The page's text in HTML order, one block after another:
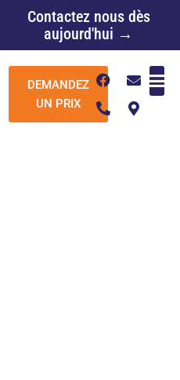
Contactez nous dès
aujourd'hui →
DEMANDEZ
UN PRIX
F
a
e
E
n
v
e
P
h
n
M
a
p
-